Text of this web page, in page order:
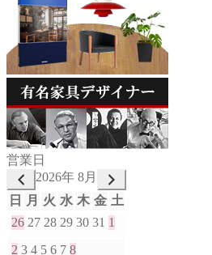
営業日
2026年 8月
日
月 火 水 木 金 土
26 27 28 29 30 31 1
2 3 4 5 6 7 8